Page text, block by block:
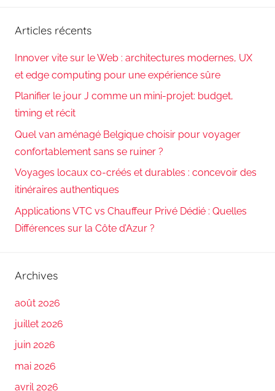
Articles récents
Innover vite sur le Web : architectures modernes, UX
et edge computing pour une expérience sûre
Planifier le jour J comme un mini-projet: budget,
timing et récit
Quel van aménagé Belgique choisir pour voyager
confortablement sans se ruiner ?
Voyages locaux co-créés et durables : concevoir des
itinéraires authentiques
Applications VTC vs Chauffeur Privé Dédié : Quelles
Différences sur la Côte d’Azur ?
Archives
août 2026
juillet 2026
juin 2026
mai 2026
avril 2026